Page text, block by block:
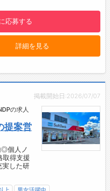
ける環境です♪
職者も活躍しており、自分
って働けることが当社の強み
てくださり、あっという間に
客することで、お客様から
対応してもらえるなんて！』
だくこともあり、とても嬉し
さん親切で優しく、知識や
、尊敬しています。
人についていきたい！』と
らないことがあればすぐに
売上を確認します。
り返りを行い、翌日に備えま
お客様と接する中で、自然と
ンスキルが磨かれ、自分自身
の言葉をいただける瞬間は最
実した研修カリキュラム】
座学研修で、ビジネスマナー
種サービスや機種のスペック
門知識を習得します。
応募する
詳細を見る
掲載開始日:2026/07/07
の求人
提案営
◎個人ノ
取得支援
した研